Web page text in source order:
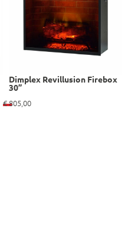
Dimplex Revillusion Firebox
30”
€805,00